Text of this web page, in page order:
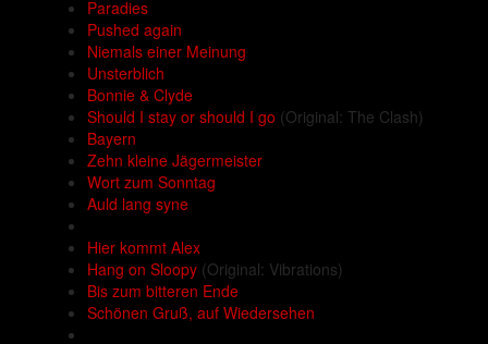
Paradies
Pushed again
Niemals einer Meinung
Unsterblich
Bonnie & Clyde
Should I stay or should I go (Original: The Clash)
Bayern
Zehn kleine Jägermeister
Wort zum Sonntag
Auld lang syne
Hier kommt Alex
Hang on Sloopy (Original: Vibrations)
Bis zum bitteren Ende
Schönen Gruß, auf Wiedersehen